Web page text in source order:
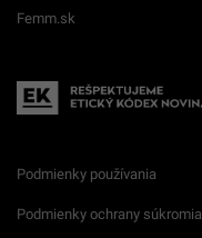
Femm.sk
Podmienky používania
Podmienky ochrany súkromia